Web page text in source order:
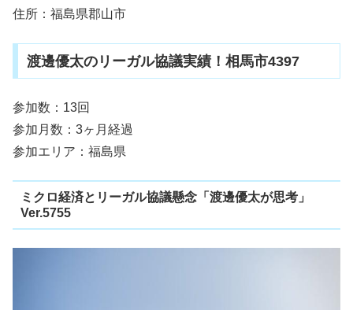
住所：福島県郡山市
渡邊優太のリーガル協議実績！相馬市4397
参加数：13回
参加月数：3ヶ月経過
参加エリア：福島県
ミクロ経済とリーガル協議懸念「渡邊優太が思考」
Ver.5755